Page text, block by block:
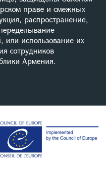
праве и смежных
распространение,
или использование их
сотрудников
Армения.